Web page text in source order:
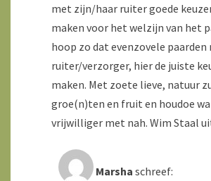
met zijn/haar ruiter goede
maken voor het welzijn van het
hoop zo dat evenzovele paarden
ruiter/verzorger, hier de juiste
maken. Met zoete lieve, natuur
groe(n)ten en fruit en houdoe
vrijwilliger met nah. Wim Staal
Marsha schreef: